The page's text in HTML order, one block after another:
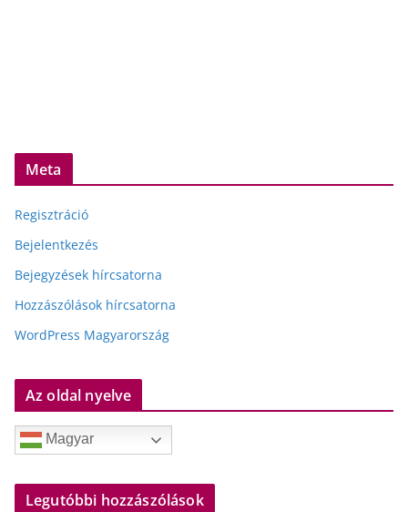
Meta
Regisztráció
Bejelentkezés
Bejegyzések hírcsatorna
Hozzászólások hírcsatorna
WordPress Magyarország
Az oldal nyelve
Magyar
Legutóbbi hozzászólások